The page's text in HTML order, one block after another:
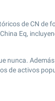
de CN de
Eq,
nunca.
activos